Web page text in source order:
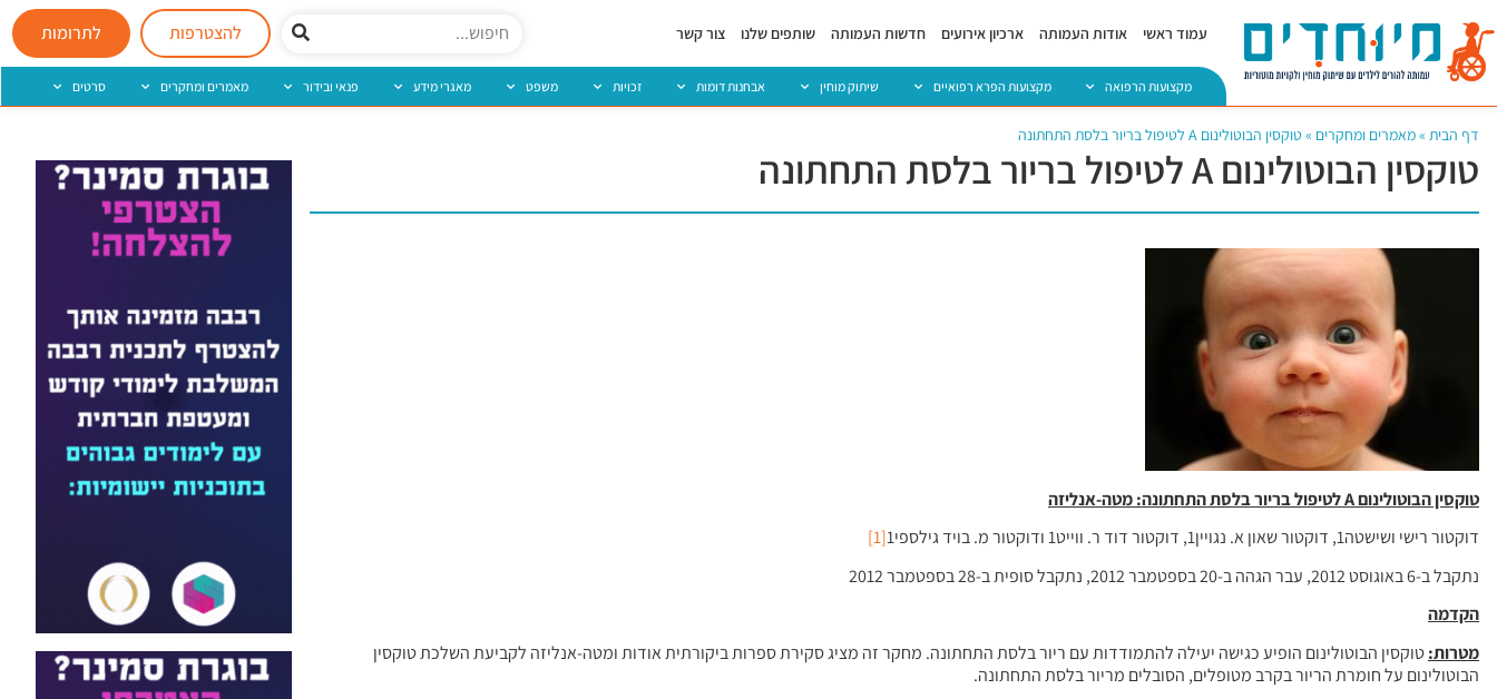
עמוד ראשי אודות העמותה ארכיון אירועים חדשות העמותה שותפים שלנו צור קשר להצטרפות לתרומות
מקצועות הרפואה מקצועות הפרא רפואיים שיתוק מוחין אבחנות דומות זכויות משפט מאגרי מידע פנאי ובידור מאמרים ומחקרים סרטים
דף הבית »מאמרים ומחקרים »טוקסין הבוטולינום A לטיפול בריור בלסת התחתונה
טוקסין הבוטולינום A לטיפול בריור בלסת התחתונה
טוקסין הבוטולינוםAלטיפול בריור בלסת התחתונה: מטה-אנליזה
דוקטור רישי ושישטה1, דוקטור שאון א. נגויין1, דוקטור דוד ר. ווייט1 ודוקטור מ. בויד גילספי1
[1]
נתקבל ב-6 באוגוסט 2012, עבר הגהה ב-20 בספטמבר 2012, נתקבל סופית ב-28 בספטמבר 2012
הקדמה
מטרות:טוקסין הבוטולינום הופיע כגישה יעילה להתמודדות עם ריור בלסת התחתונה. מחקר זה מציג סקירת ספרות ביקורתית אודות ומטה-אנליזה לקביעת השלכת טוקסין
הבוטולינום על חומרת הריור בקרב מטופלים, הסובלים מריור בלסת התחתונה.